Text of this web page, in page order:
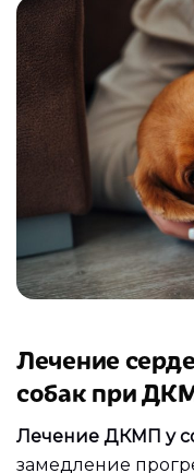
Лечение
собак при
Лечение ДКМП у
замедление